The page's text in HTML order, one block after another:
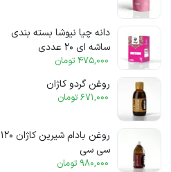
دانه چیا نیوشا بسته بندی
ساشه ای ۲۰ عددی
475,000 تومان
روغن گردو کاژان
671,000 تومان
روغن بادام شیرین کاژان ۱۲۰
سی سی
980,000 تومان